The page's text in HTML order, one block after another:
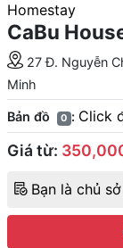
Homestay
CaBu
27 Đ. Nguyễn
Minh
Bản đồ 0 : Click
Giá từ:
Bạn là chủ